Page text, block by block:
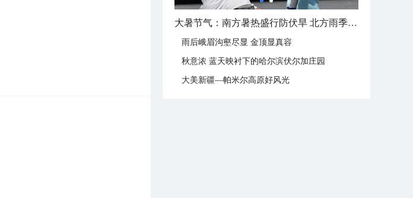
大暑节气：南方暑热盛行防伏旱 北方雨季陆续开启
雨后峨眉沟壑尽显 金顶显真容
秋意浓 蓝天映衬下的哈尔滨伏尔加庄园
大美新疆—帕米尔高原好风光